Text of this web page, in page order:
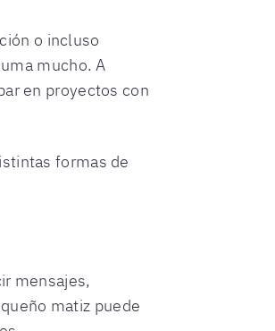
o incluso
mucho. A
en proyectos con
formas de
mensajes,
matiz puede